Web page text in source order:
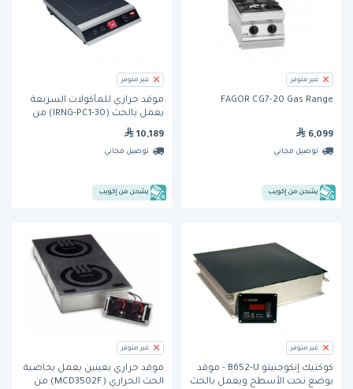
غير متوفر
FAGOR CG7-20 Gas Range
6,099
توصيل مجاني
يشحن من إكويب
غير متوفر
موقد حراري للمأكولات السريعة
يعمل بالحث (IRNG-PC1-30) من
10,189
توصيل مجاني
يشحن من إكويب
غير متوفر
كوكتيك إنكوجنيتو B652-U - موقد
يوضع تحت الأسطح ويعمل بالحث
غير متوفر
موقد حراري بعينين يعمل بخاصية
الحث الحراري (MCD3502F) من